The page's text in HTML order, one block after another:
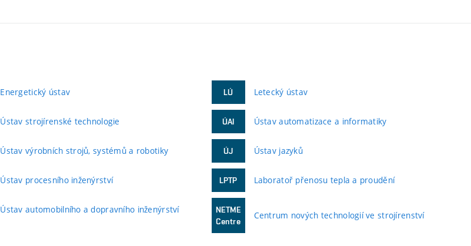
Energetický ústav
Ústav strojírenské technologie
Ústav výrobních strojů, systémů a robotiky
Ústav procesního inženýrství
Ústav automobilního a dopravního inženýrství
LÚ Letecký ústav
ÚAI Ústav automatizace a informatiky
ÚJ Ústav jazyků
LPTP Laboratoř přenosu tepla a proudění
NETME
Centre
Centrum nových technologií ve strojírenství